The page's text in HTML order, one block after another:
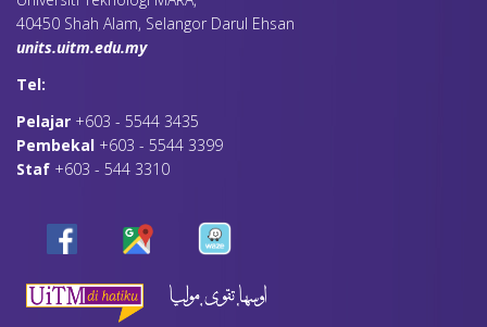
40450 Shah Alam, Selangor Darul Ehsan
units.uitm.edu.my
Tel:
Pelajar +603 - 5544 3435
Pembekal +603 - 5544 3399
Staf +603 - 544 3310